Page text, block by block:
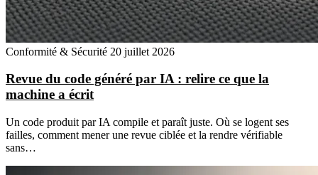
Conformité & Sécurité 20 juillet 2026
Revue du code généré par IA : relire ce que la
machine a écrit
Un code produit par IA compile et paraît juste. Où se logent ses
failles, comment mener une revue ciblée et la rendre vérifiable
sans…